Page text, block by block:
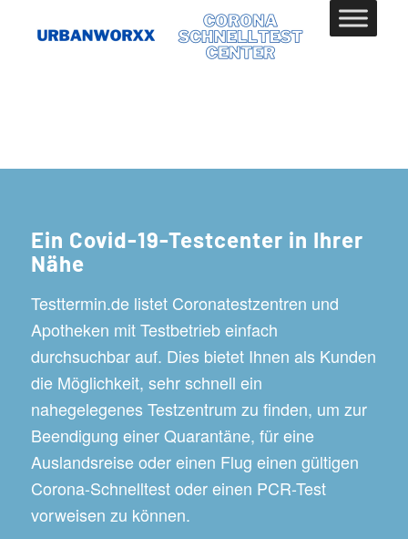
Ein Covid-19-Testcenter in Ihrer
Nähe
Testtermin.de listet Coronatestzentren und
Apotheken mit Testbetrieb einfach
durchsuchbar auf. Dies bietet Ihnen als Kunden
die Möglichkeit, sehr schnell ein
nahegelegenes Testzentrum zu finden, um zur
Beendigung einer Quarantäne, für eine
Auslandsreise oder einen Flug einen gültigen
Corona-Schnelltest oder einen PCR-Test
vorweisen zu können.